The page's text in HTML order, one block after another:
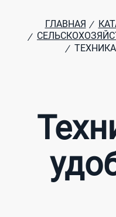
ГЛАВНАЯ /
/
/